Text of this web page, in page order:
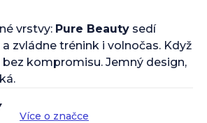
vrstvy: Pure Beauty sedí
zvládne trénink i volnočas. Když
kompromisu. Jemný design,
Více o značce